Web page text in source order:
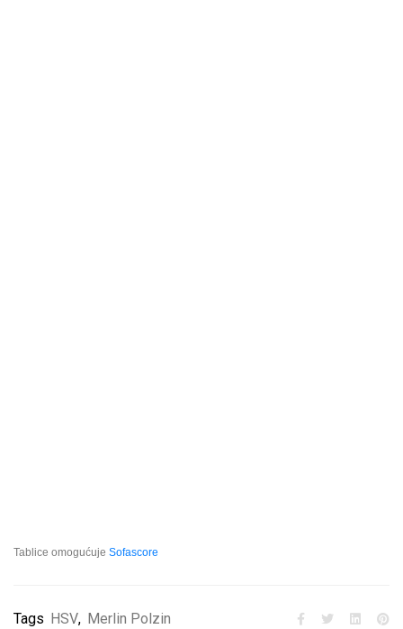
Tablice omogućuje Sofascore
Tags HSV, Merlin Polzin